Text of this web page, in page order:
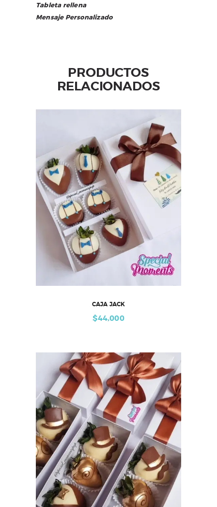
Tableta rellena
Mensaje Personalizado
PRODUCTOS
RELACIONADOS
CAJA JACK
$44,000